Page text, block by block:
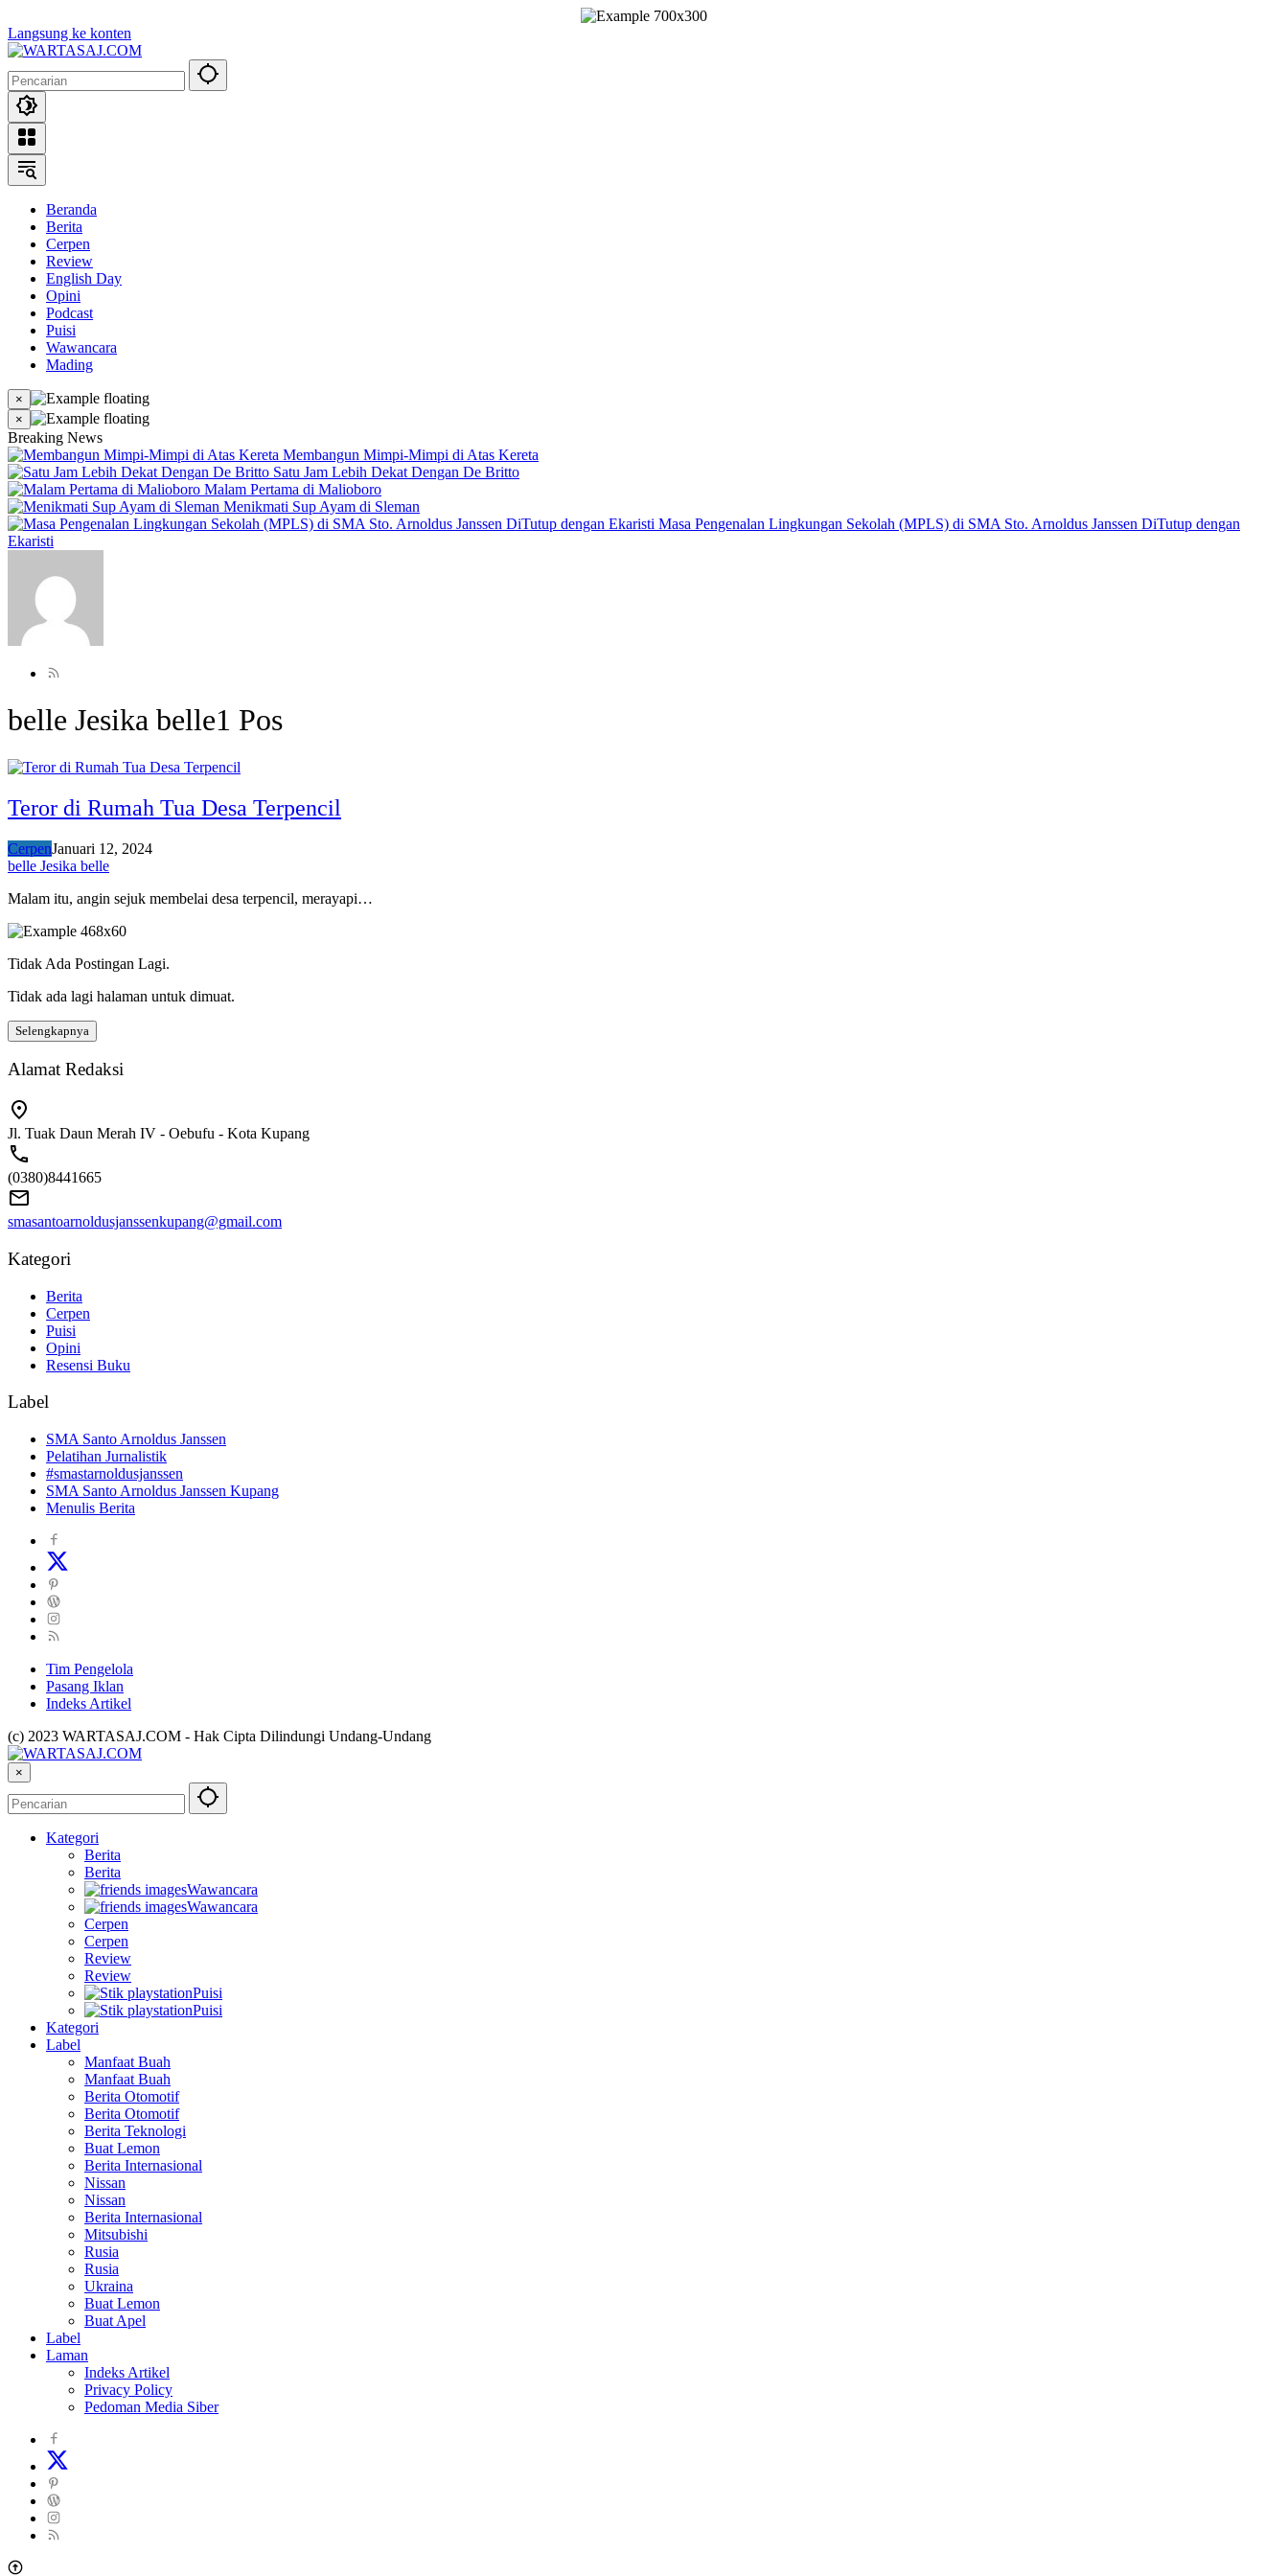
Langsung ke konten
Beranda
Berita
Cerpen
Review
English Day
Opini
Podcast
Puisi
Wawancara
Mading
×
×
Breaking News
Membangun Mimpi-Mimpi di Atas Kereta
Satu Jam Lebih Dekat Dengan De Britto
Malam Pertama di Malioboro
Menikmati Sup Ayam di Sleman
Masa Pengenalan Lingkungan Sekolah (MPLS) di SMA Sto. Arnoldus Janssen DiTutup dengan
Ekaristi
belle Jesika belle1 Pos
Teror di Rumah Tua Desa Terpencil
CerpenJanuari 12, 2024
belle Jesika belle
Malam itu, angin sejuk membelai desa terpencil, merayapi…
Tidak Ada Postingan Lagi.
Tidak ada lagi halaman untuk dimuat.
Selengkapnya
Alamat Redaksi
Jl. Tuak Daun Merah IV - Oebufu - Kota Kupang
(0380)8441665
smasantoarnoldusjanssenkupang@gmail.com
Kategori
Berita
Cerpen
Puisi
Opini
Resensi Buku
Label
SMA Santo Arnoldus Janssen
Pelatihan Jurnalistik
#smastarnoldusjanssen
SMA Santo Arnoldus Janssen Kupang
Menulis Berita
Tim Pengelola
Pasang Iklan
Indeks Artikel
(c) 2023 WARTASAJ.COM - Hak Cipta Dilindungi Undang-Undang
×
Kategori
Berita
Berita
Wawancara
Wawancara
Cerpen
Cerpen
Review
Review
Puisi
Puisi
Kategori
Label
Manfaat Buah
Manfaat Buah
Berita Otomotif
Berita Otomotif
Berita Teknologi
Buat Lemon
Berita Internasional
Nissan
Nissan
Berita Internasional
Mitsubishi
Rusia
Rusia
Ukraina
Buat Lemon
Buat Apel
Label
Laman
Indeks Artikel
Privacy Policy
Pedoman Media Siber